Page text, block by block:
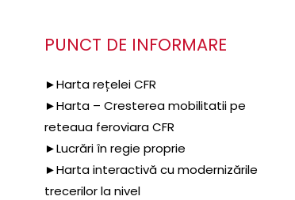
PUNCT DE INFORMARE
►Harta rețelei CFR
►Harta – Cresterea mobilitatii pe
reteaua feroviara CFR
►Lucrări în regie proprie
►Harta interactivă cu modernizările
trecerilor la nivel